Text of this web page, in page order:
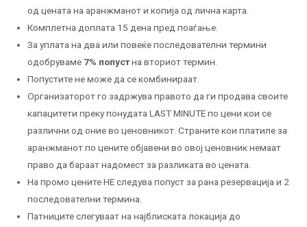
од цената на аранжманот и копија од лична карта.
Комплетна доплата 15 дена пред поаѓање.
За уплата на два или повеќе последователни термини
одобруваме 7% попустна вториот термин.
Попустите не може да се комбинираат.
Организаторот го задржува правото да ги продава своите
капацитети преку понудата LAST MINUTE по цени кои се
различни од оние во ценовникот. Страните кои платиле за
аранжманот по цените објавени во овој ценовник немаат
право да бараат надомест за разликата во цената.
На промо цените НЕ следува попуст за рана резервација и 2
последователни термина.
Патниците слегуваат на најблиската локација до